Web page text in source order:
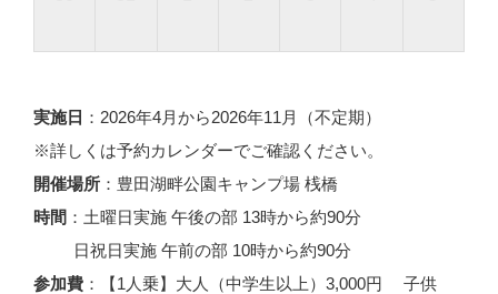
実施日 ：2026年4月から2026年11月（不定期）
※詳しくは予約カレンダーでご確認ください。
開催場所 ：豊田湖畔公園キャンプ場 桟橋
時間 ：土曜日実施 午後の部 13時から約90分
日祝日実施 午前の部 10時から約90分
参加費 ：【1人乗】大人（中学生以上）3,000円 子供